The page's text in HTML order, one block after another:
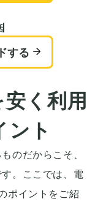
する
く利用
ント
のだからこそ、
。ここでは、電
ポイントをご紹